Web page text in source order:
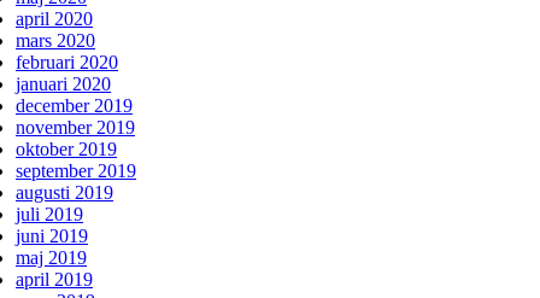
april 2020
mars 2020
februari 2020
januari 2020
december 2019
november 2019
oktober 2019
september 2019
augusti 2019
juli 2019
juni 2019
maj 2019
april 2019